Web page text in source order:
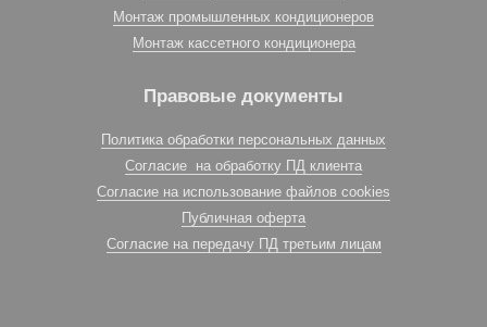
Монтаж промышленных кондиционеров
Монтаж кассетного кондиционера
Правовые документы
Политика обработки персональных данных
Согласие на обработку ПД клиента
Согласие на использование файлов cookies
Публичная оферта
Согласие на передачу ПД третьим лицам